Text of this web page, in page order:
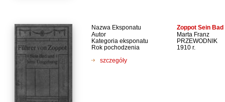
Nazwa Eksponatu Zoppot Sein
Autor
Marta Franz
Kategoria eksponatu
PRZEWODNIK
Rok pochodzenia
1910 r.
szczegóły